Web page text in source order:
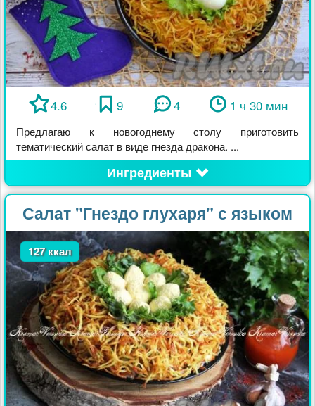
4.6 9 4 1 ч 30 мин
Предлагаю к новогоднему столу приготовить
тематический салат в виде гнезда дракона. ...
Ингредиенты
Салат "Гнездо глухаря" с языком
127 ккал